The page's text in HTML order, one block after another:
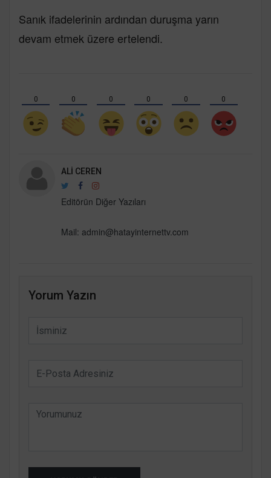
Sanık ifadelerinin ardından duruşma yarın
devam etmek üzere ertelendi.
0 0 0 0 0 0
ALI CEREN
Editörün Diğer Yazıları
Mail: admin@hatayinternettv.com
Yorum Yazın